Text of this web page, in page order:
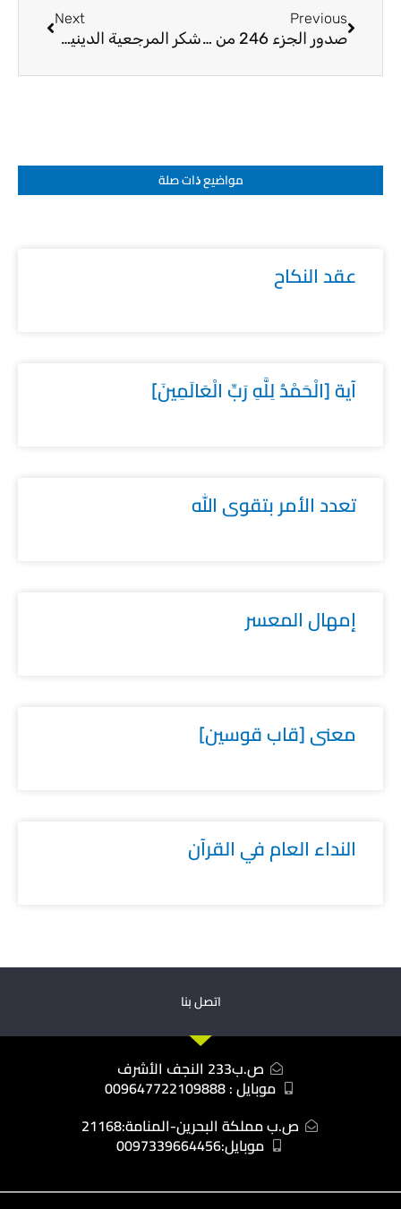
Previous
صدور الجزء 246 من معالم الإيمان
Next
شكر المرجعية الدينية الى وزارة التربية العراقية
مواضيع ﺫات صلة
عقد النكاح
آية [الْحَمْدُ لِلَّهِ رَبِّ الْعَالَمِينَ]
تعدد الأمر بتقوى الله
إمهال المعسر
معنى [قاب قوسين]
النداء العام في القرآن
اتصل بنا
ص.ب233 النجف الأشرف
موبايل : 009647722109888
ص.ب مملكة البحرين-المنامة:21168
موبايل:0097339664456